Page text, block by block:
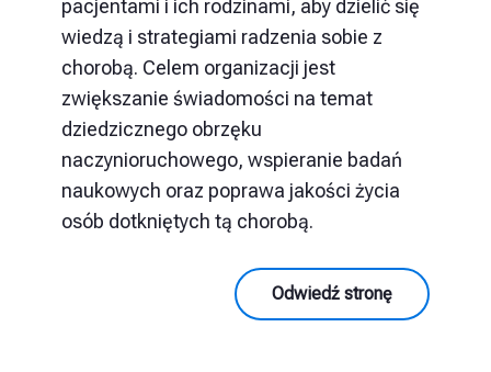
pacjentami i ich rodzinami, aby dzielić się
wiedzą i strategiami radzenia sobie z
chorobą. Celem organizacji jest
zwiększanie świadomości na temat
dziedzicznego obrzęku
naczynioruchowego, wspieranie badań
naukowych oraz poprawa jakości życia
osób dotkniętych tą chorobą.
Odwiedź stronę